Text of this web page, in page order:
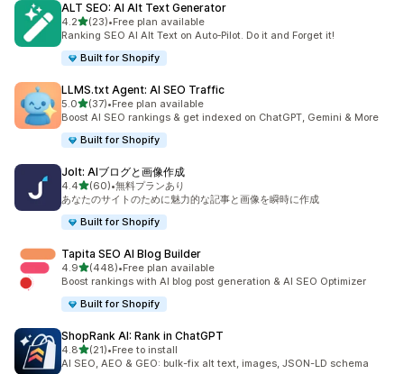
ALT SEO: AI Alt Text Generator
4.25つ星中
(23)
合計レビュー数：23件
•Free plan available
Ranking SEO AI Alt Text on Auto‑Pilot. Do it and Forget it!
Built for Shopify
LLMS.txt Agent: AI SEO Traffic
5.05つ星中
(37)
合計レビュー数：37件
•Free plan available
Boost AI SEO rankings & get indexed on ChatGPT, Gemini & More
Built for Shopify
Jolt: AIブログと画像作成
4.45つ星中
(60)
合計レビュー数：60件
•無料プランあり
あなたのサイトのために魅力的な記事と画像を瞬時に作成
Built for Shopify
Tapita SEO AI Blog Builder
4.95つ星中
(448)
合計レビュー数：448件
•Free plan available
Boost rankings with AI blog post generation & AI SEO Optimizer
Built for Shopify
ShopRank AI: Rank in ChatGPT
4.85つ星中
(21)
合計レビュー数：21件
•Free to install
AI SEO, AEO & GEO: bulk-fix alt text, images, JSON-LD schema